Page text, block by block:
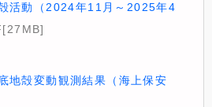
活動（2024年11月～2025年4
地殻変動観測結果（海上保安